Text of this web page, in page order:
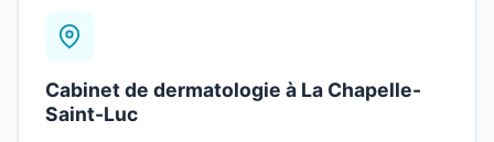
Cabinet de dermatologie à La Chapelle-
Saint-Luc